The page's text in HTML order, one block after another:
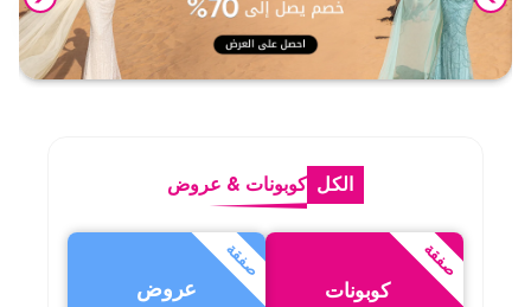
الكل كوبونات & عروض
صفقة
كوبونات
صفقة
عروض